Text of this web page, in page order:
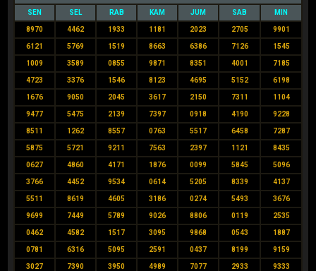
SEN SEL RAB KAM JUM SAB MIN
8970 4462 1933 1181 2023 2705 9901
6121 5769 1519 8663 6386 7126 1545
1009 3589 0855 9871 8351 4001 7185
4723 3376 1546 8123 4695 5152 6198
1676 9050 2045 3617 2150 7311 1104
9477 5475 2139 7397 0918 4190 9228
8511 1262 8557 0763 5517 6458 7287
5875 5721 9211 7563 2397 1121 8435
0627 4860 4171 1876 0099 5845 5096
3766 4452 9534 0614 5205 8339 4137
5511 8619 4605 3186 0274 5493 3676
9699 7449 5789 9026 8806 0119 2535
0462 4582 1517 3095 9868 0543 1887
0781 6316 5095 2591 0437 8199 9159
3027 7390 3950 4989 7077 2933 9333